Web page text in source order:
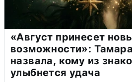
«Август принесет
возможности»:
назвала, кому из
улыбнется удача